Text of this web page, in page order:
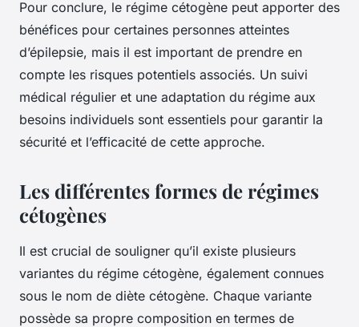
Pour conclure, le régime cétogène peut apporter des
bénéfices pour certaines personnes atteintes
d’épilepsie, mais il est important de prendre en
compte les risques potentiels associés. Un suivi
médical régulier et une adaptation du régime aux
besoins individuels sont essentiels pour garantir la
sécurité et l’efficacité de cette approche.
Les différentes formes de régimes
cétogènes
Il est crucial de souligner qu’il existe plusieurs
variantes du régime cétogène, également connues
sous le nom de diète cétogène. Chaque variante
possède sa propre composition en termes de